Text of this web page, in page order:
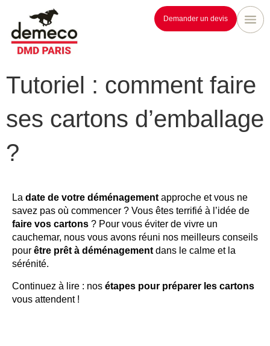
Demander un devis
Tutoriel : comment faire
ses cartons d’emballage
?
La date de votre déménagement approche et vous ne
savez pas où commencer ? Vous êtes terrifié à l’idée de
faire vos cartons ? Pour vous éviter de vivre un
cauchemar, nous vous avons réuni nos meilleurs conseils
pour être prêt à déménagement dans le calme et la
sérénité.
Continuez à lire : nos étapes pour préparer les cartons
vous attendent !